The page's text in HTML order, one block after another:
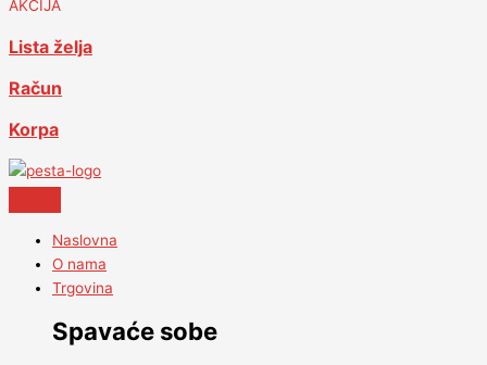
AKCIJA
Lista želja
Račun
Korpa
Naslovna
O nama
Trgovina
Spavaće sobe